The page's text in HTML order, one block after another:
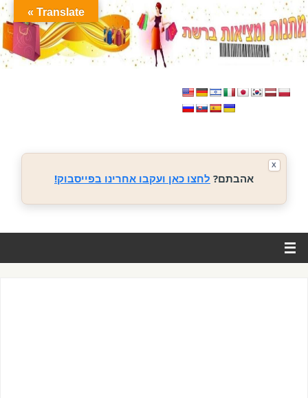
אהבתם? לחצו כאן ועקבו אחרינו בפייסבוק!
X
Translate »